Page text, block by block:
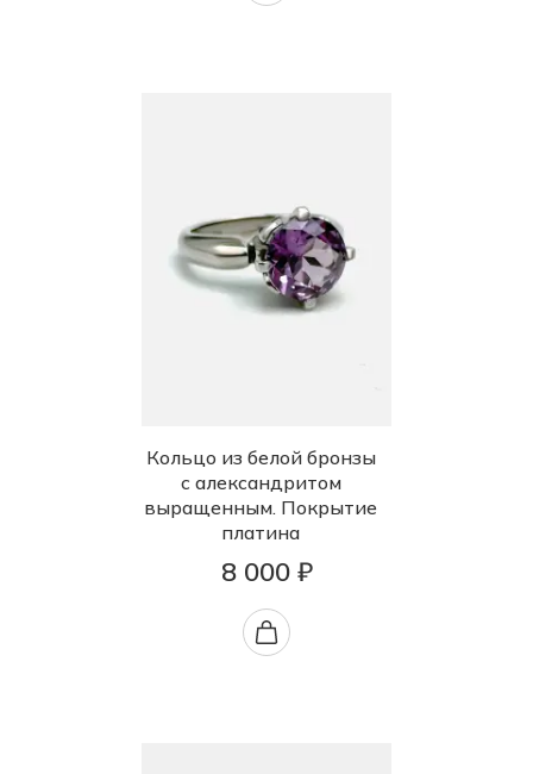
Кольцо из белой бронзы
с александритом
выращенным. Покрытие
платина
8 000 ₽